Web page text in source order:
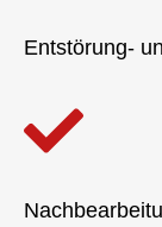
Entstörung-